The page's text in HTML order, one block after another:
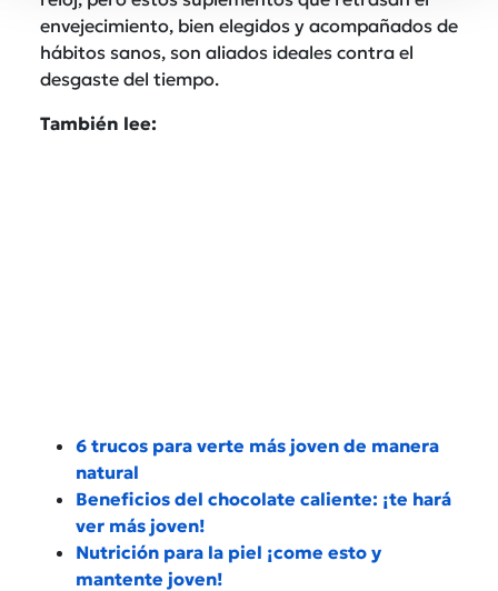
envejecimiento, bien elegidos y acompañados de
hábitos sanos, son aliados ideales contra el
desgaste del tiempo.
También lee:
6 trucos para verte más joven de manera
natural
Beneficios del chocolate caliente: ¡te hará
ver más joven!
Nutrición para la piel ¡come esto y
mantente joven!